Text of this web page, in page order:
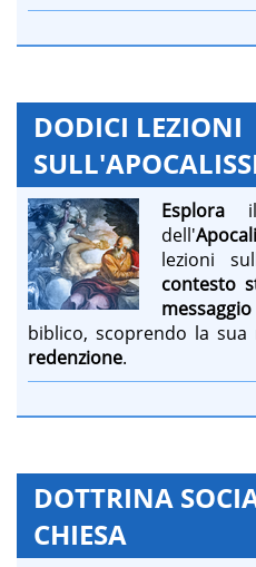
DODICI LEZIONI
Esplora il
dell'
lezioni
contesto
biblico, scoprendo la sua
redenzione.
DOTTRINA
CHIESA